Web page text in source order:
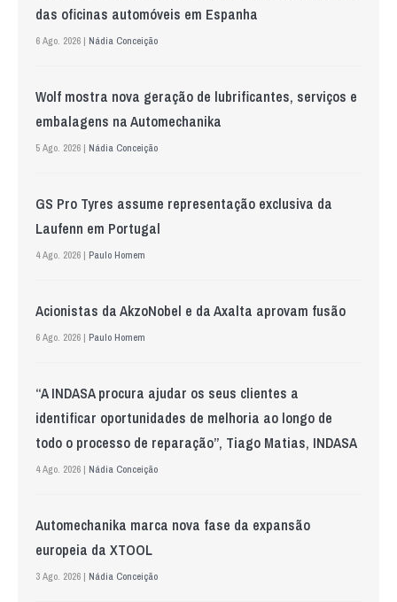
das oficinas automóveis em Espanha
6 Ago. 2026 | Nádia Conceição
Wolf mostra nova geração de lubrificantes, serviços e
embalagens na Automechanika
5 Ago. 2026 | Nádia Conceição
GS Pro Tyres assume representação exclusiva da
Laufenn em Portugal
4 Ago. 2026 | Paulo Homem
Acionistas da AkzoNobel e da Axalta aprovam fusão
6 Ago. 2026 | Paulo Homem
“A INDASA procura ajudar os seus clientes a
identificar oportunidades de melhoria ao longo de
todo o processo de reparação”, Tiago Matias, INDASA
4 Ago. 2026 | Nádia Conceição
Automechanika marca nova fase da expansão
europeia da XTOOL
3 Ago. 2026 | Nádia Conceição